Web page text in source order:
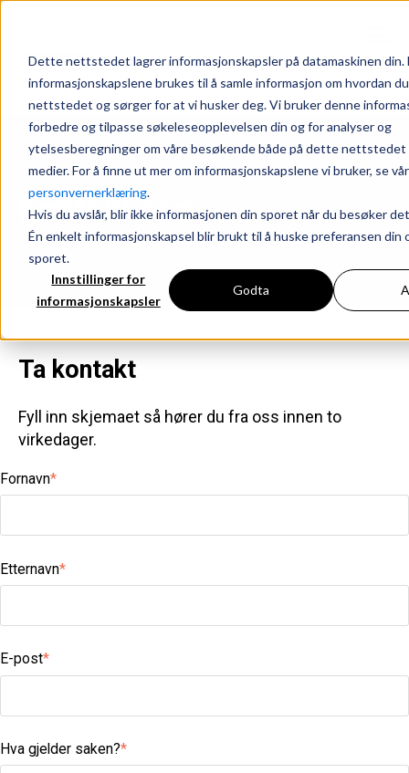
Dette nettstedet lagrer informasjonskapsler på datamaskinen din.
informasjonskapslene brukes til å samle informasjon om hvordan
nettstedet og sørger for at vi husker deg. Vi bruker denne
forbedre og tilpasse søkeleseopplevelsen din og for analyser og
ytelsesberegninger om våre besøkende både på dette nettstedet
medier. For å finne ut mer om informasjonskapslene vi bruker, se vår
personvernerklæring.
Hvis du avslår, blir ikke informasjonen din sporet når du besøker
Én enkelt informasjonskapsel blir brukt til å huske preferansen din
sporet.
Innstillinger for
informasjonskapsler
Godta
Kontakt oss
Ta kontakt
Fyll inn skjemaet så hører du fra oss innen to
virkedager.
Fornavn*
Etternavn*
E-post*
Hva gjelder saken?*